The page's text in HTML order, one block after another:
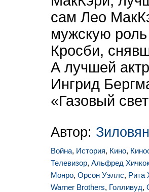
сам Лео
мужскую
Кросби,
А лучшей
Ингрид
«Газовый
Автор:
Война, История, Кино,
Телевизор, Альфред
Монро, Орсон Уэллс, Рита
Warner Brothers, Голливуд,